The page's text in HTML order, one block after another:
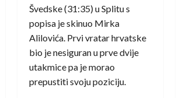
Švedske (31:35) u Splitu s
popisa je skinuo Mirka
Alilovića. Prvi vratar hrvatske
bio je nesiguran u prve dvije
utakmice pa je morao
prepustiti svoju poziciju.